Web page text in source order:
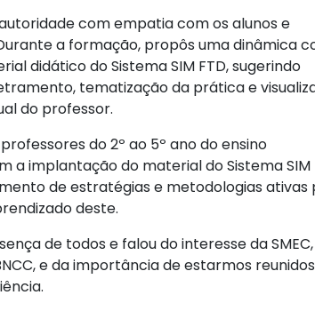
com empatia com os alunos e
a formação, propôs uma dinâmica
didático do Sistema SIM FTD, sugerindo
tematização da prática e
do professor.
do 2º ao 5º ano do ensino
implantação do material do Sistema SIM
de estratégias e metodologias ativas
deste.
de todos e falou do interesse da
e da importância de estarmos reunidos